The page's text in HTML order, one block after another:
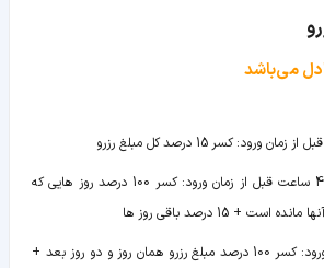
می‌باشد
: کسر 15 درصد کل مبلغ رزرو
:
کسر 100 درصد روز هایی که
:
کسر 100 درصد مبلغ رزرو همان روز و دو روز بعد +